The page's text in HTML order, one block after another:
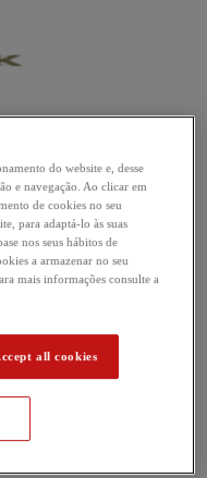
do website e, desse
e navegação. Ao clicar em
de cookies no seu
para adaptá-lo às suas
nos seus hábitos de
a armazenar no seu
mais informações consulte a
all cookies